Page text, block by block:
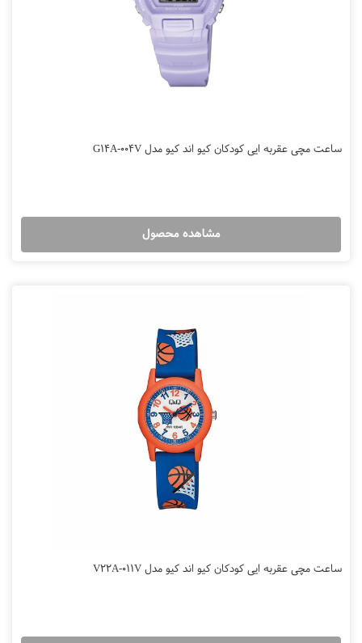
ساعت مچی عقربه ایی کودکان کیو اند کیو مدل G14A-004V
مشاهده محصول
ساعت مچی عقربه ایی کودکان کیو اند کیو مدل V22A-011V